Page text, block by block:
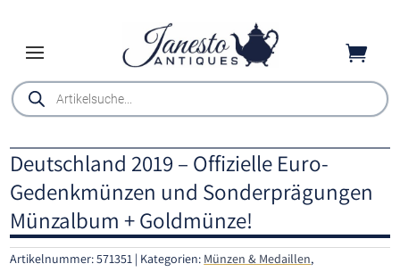

Products
search
Deutschland 2019 – Offizielle Euro-
Gedenkmünzen und Sonderprägungen
Münzalbum + Goldmünze!
Artikelnummer:571351 Kategorien: Münzen & Medaillen,